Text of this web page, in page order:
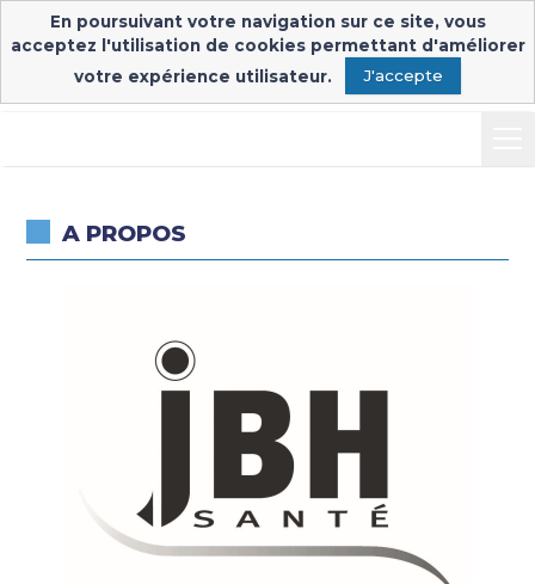
Inscription & connexion Connexion exposants
A PROPOS
En poursuivant votre navigation sur ce site, vous
acceptez l'utilisation de cookies permettant d'améliorer
votre expérience utilisateur.
J'accepte